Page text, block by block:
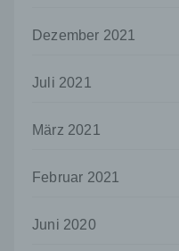
Dezember 2021
Juli 2021
März 2021
Februar 2021
Juni 2020
Einwilligung ist
informierter
eindeutigen